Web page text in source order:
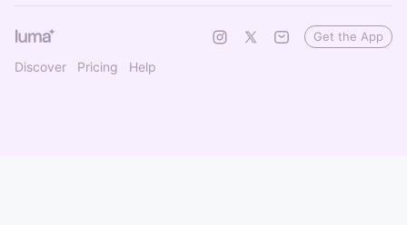
Discover Pricing Help
Get the App